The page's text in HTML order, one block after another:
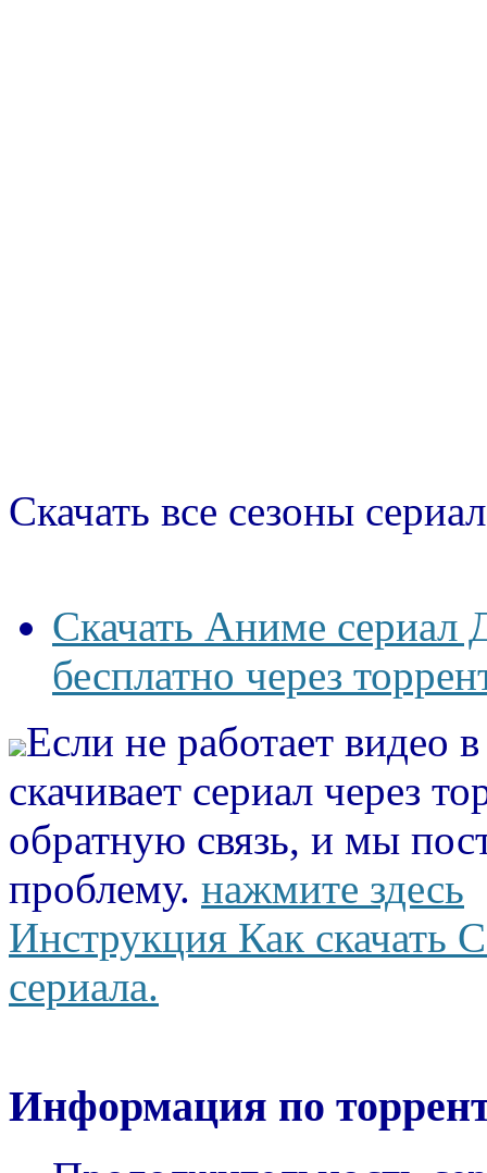
Скачать все сезоны
Скачать Аниме сериал
бесплатно через
Если не работает видео
скачивает сериал через
обратную связь, и мы
проблему. нажмите здесь
Инструкция Как скачать
сериала.
Информация по